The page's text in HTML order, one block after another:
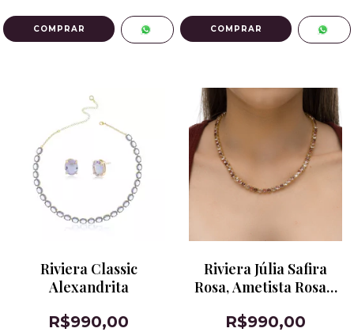
Riviera Classic
Alexandrita
R$990,00
Riviera Júlia Safira
Rosa, Ametista Rosa e
R$990,00